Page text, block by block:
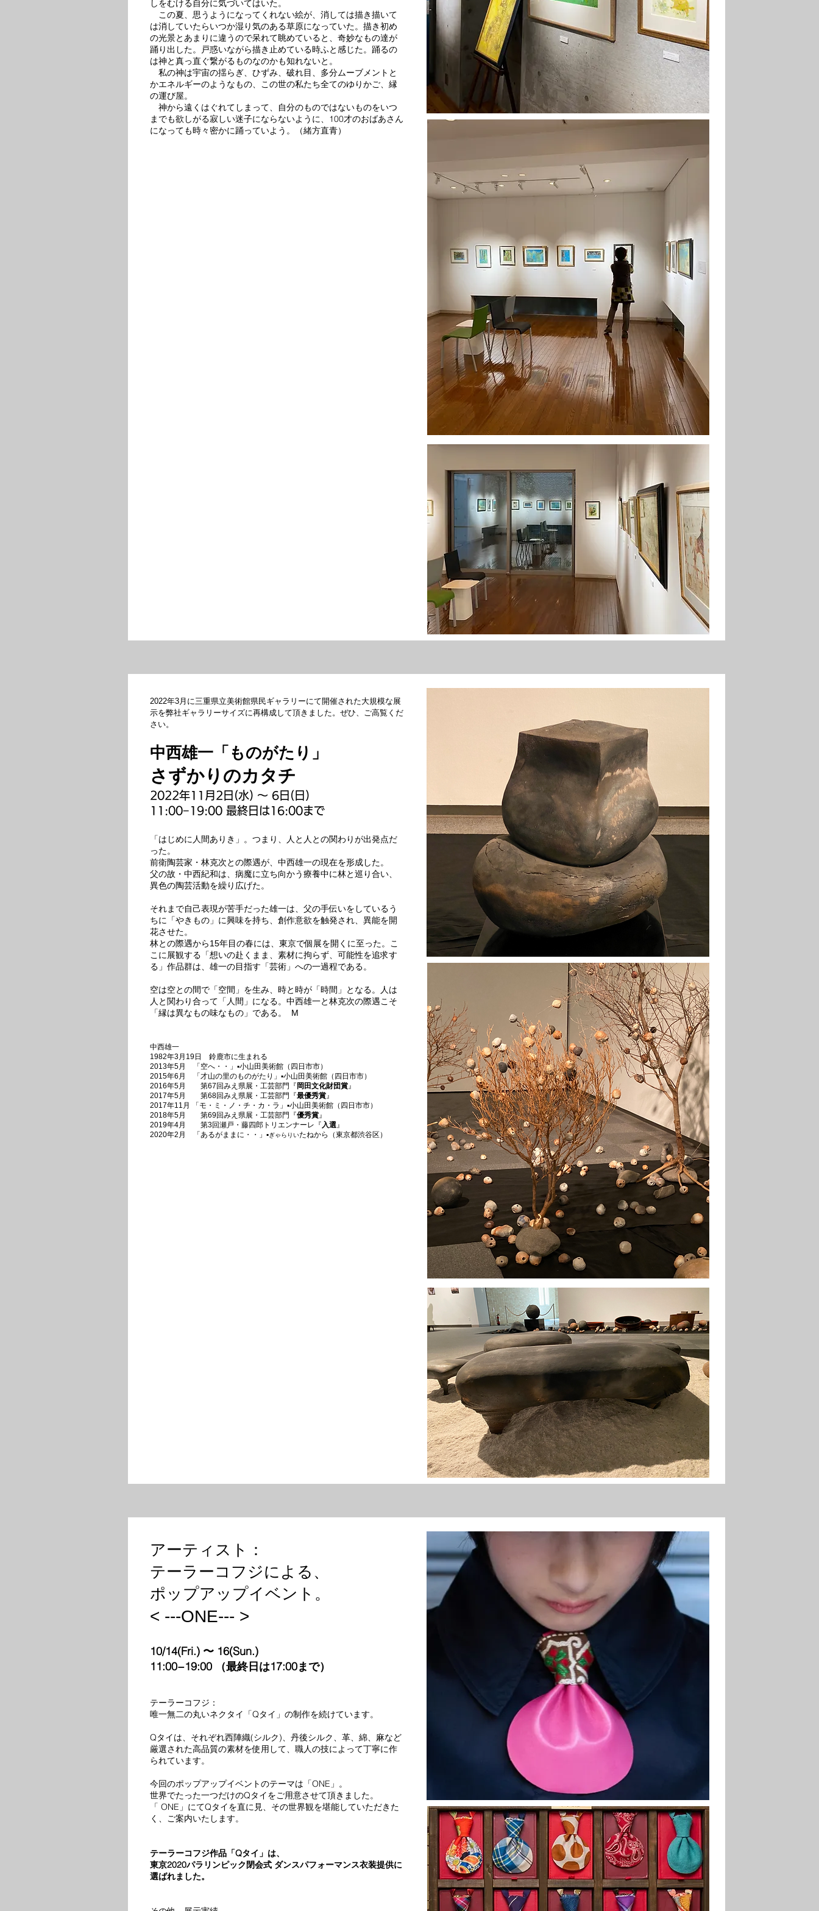
しをむける自分に気づいてはいた。
この夏、思うようになってくれない絵が、消しては描き描いて
は消していたらいつか湿り気のある草原になっていた。描き初め
の光景とあまりに違うので呆れて眺めていると、奇妙なもの達が
踊り出した。戸惑いながら描き止めている時ふと感じた。踊るの
は神と真っ直ぐ繋がるものなのかも知れないと。
私の神は宇宙の揺らぎ、ひずみ、破れ目、多分ムーブメントと
かエネルギーのようなもの、この世の私たち全てのゆりかご、縁
の運び屋。
神から遠くはぐれてしまって、自分のものではないものをいつ
までも欲しがる寂しい迷子にならないように、100才のおばあさん
になっても時々密かに踊っていよう。（緒方直青）
2022年3月に三重県立美術館県民ギャラリーにて開催された大規模な展
示を弊社ギャラリーサイズに再構成して頂きました。ぜひ、ご高覧くだ
さい。
中西雄一「ものがたり」
さずかりのカタチ
2022年11月2日(水) 〜 6日(日)
11:00−19:00 最終日は16:00まで
「はじめに人間ありき」。つまり、人と人との関わりが出発点だ
った。
前衛陶芸家・林克次との際遇が、中西雄一の現在を形成した。
父の故・中西紀和は、病魔に立ち向かう療養中に林と巡り合い、
異色の陶芸活動を繰り広げた。
それまで自己表現が苦手だった雄一は、父の手伝いをしているう
ちに「やきもの」に興味を持ち、創作意欲を触発され、異能を開
花させた。
林との際遇から15年目の春には、東京で個展を開くに至った。こ
こに展観する「想いの赴くまま、素材に拘らず、可能性を追求す
る」作品群は、雄一の目指す「芸術」への一過程である。
空は空との間で「空間」を生み、時と時が「時間」となる。人は
人と関わり合って「人間」になる。中西雄一と林克次の際遇こそ
「縁は異なもの味なもの」である。 M
中西雄一
1982年3月19日 鈴鹿市に生まれる
2013年5月 「空へ・・」▪️小山田美術館（四日市市）
2015年6月 「才山の里のものがたり」▪️小山田美術館（四日市市）
2016年5月 第67回みえ県展・工芸部門『 岡田文化財団賞』
2017年5月 第68回みえ県展・工芸部門『最優秀賞』
2017年11月 「モ・ミ・ノ・チ・カ・ラ」▪️小山田美術館（四日市市）
2018年5月 第69回みえ県展・工芸部門『優秀賞』
2019年4月 第3回瀬戸・藤四郎トリエンナーレ『入選』
2020年2月 「あるがままに・・」▪️ぎゃらりいたねから（東京都渋谷区）
アーティスト：
テーラーコフジによる、
ポップアップイベント。
< ---ONE--- >
10/14(Fri.) 〜 16(Sun.)
11:00−19:00 （最終日は17:00まで）
テーラーコフジ：
唯一無二の丸いネクタイ「Qタイ」の制作を続けています。
Qタイは、それぞれ西陣織(シルク)、丹後シルク、革、綿、麻など
厳選された高品質の素材を使用して、職人の技によって丁寧に作
られています。
今回のポップアップイベントのテーマは「ONE」。
世界でたった一つだけのQタイをご用意させて頂きました。
「 ONE」にてQタイを直に見、その世界観を堪能していただきた
く、ご案内いたします。
テーラーコフジ作品「Qタイ」は、
東京2020パラリンピック閉会式 ダンスパフォーマンス衣装提供に
選ばれました。